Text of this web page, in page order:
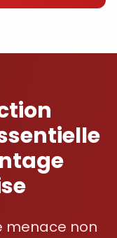
menace non